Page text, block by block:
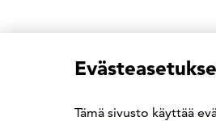
Tämä sivusto käyttää